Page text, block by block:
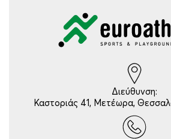
Διεύθυνση:
Καστοριάς 41, Μετέωρα,